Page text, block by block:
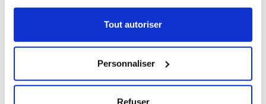
cookies ou en cliquant sur l'icône de confidentialité.
Collecter des informations sur votre localisation
géographique qui peuvent être précises à plusieurs
mètres près
Tout autoriser
Personnaliser
Refuser
Sac homme bandoulière Degré